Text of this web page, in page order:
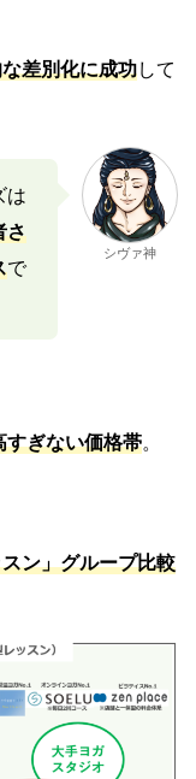
差別化に成功して
は
さ
で
シヴァ神
すぎない価格帯。
ン」グループ比較